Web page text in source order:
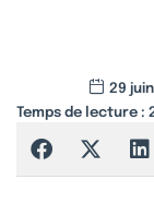
29
Temps de lecture :